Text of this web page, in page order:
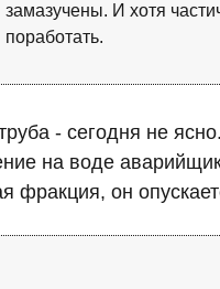
замазучены. И хотя
поработать.
- сегодня не
на воде
фракция, он